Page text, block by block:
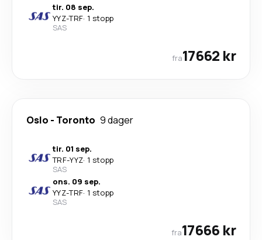
tir. 08 sep.
YYZ-TRF· 1 stopp
SAS
fra17662 kr
Oslo - Toronto 9 dager
tir. 01 sep.
TRF-YYZ· 1 stopp
SAS
ons. 09 sep.
YYZ-TRF· 1 stopp
SAS
fra17666 kr